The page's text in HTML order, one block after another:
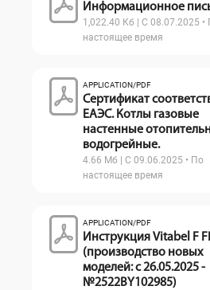
Информационное
1,022.40 Кб | С 08.07.2025 •
настоящее время
APPLICATION/PDF
Сертификат
ЕАЭС. Котлы газовые
настенные
водогрейные.
4.66 Мб | С 09.06.2025 • По
настоящее время
APPLICATION/PDF
Инструкция Vitabel F
(производство новых
моделей: с 26.05.2025 -
№2522BY102985)